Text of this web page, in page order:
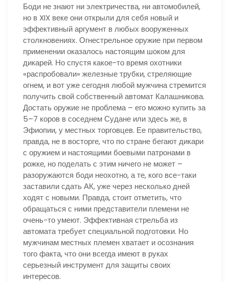
Боди не знают ни электричества, ни автомобилей,
но в XIX веке они открыли для себя новый и
эффективный аргумент в любых вооруженных
столкновениях. Огнестрельное оружие при первом
применении оказалось настоящим шоком для
дикарей. Но спустя какое-то время охотники
«распробовали» железные трубки, стреляющие
огнем, и вот уже сегодня любой мужчина стремится
получить свой собственный автомат Калашникова.
Достать оружие не проблема – его можно купить за
5–7 коров в соседнем Судане или здесь же, в
Эфиопии, у местных торговцев. Ее правительство,
правда, не в восторге, что по стране бегают дикари
с оружием и настоящими боевыми патронами в
рожке, но поделать с этим ничего не может –
разоружаются боди неохотно, а те, кого все-таки
заставили сдать АК, уже через несколько дней
ходят с новыми. Правда, стоит отметить, что
обращаться с ними представители племени не
очень-то умеют. Эффективная стрельба из
автомата требует специальной подготовки. Но
мужчинам местных племен хватает и осознания
того факта, что они всегда имеют в руках
серьезный инструмент для защиты своих
интересов.